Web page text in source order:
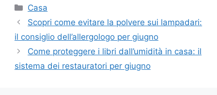
Categorie
Casa
Scopri come evitare la polvere sui lampadari:
il consiglio dell’allergologo per giugno
Come proteggere i libri dall’umidità in casa: il
sistema dei restauratori per giugno